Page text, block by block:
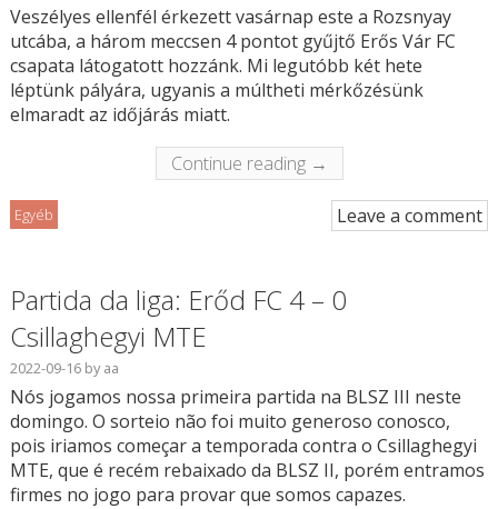
Veszélyes ellenfél érkezett vasárnap este a Rozsnyay
utcába, a három meccsen 4 pontot gyűjtő Erős Vár FC
csapata látogatott hozzánk. Mi legutóbb két hete
léptünk pályára, ugyanis a múltheti mérkőzésünk
elmaradt az időjárás miatt.
Continue reading →
Egyéb Leave a comment
Partida da liga: Erőd FC 4 – 0
Csillaghegyi MTE
2022-09-16byaa
Nós jogamos nossa primeira partida na BLSZ III neste
domingo. O sorteio não foi muito generoso conosco,
pois iriamos começar a temporada contra o Csillaghegyi
MTE, que é recém rebaixado da BLSZ II, porém entramos
firmes no jogo para provar que somos capazes.